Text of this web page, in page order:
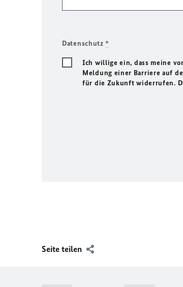
Datenschutz*
Ich willige ein, dass meine
Meldung einer Barriere auf
für die Zukunft widerrufen.
Seite teilen